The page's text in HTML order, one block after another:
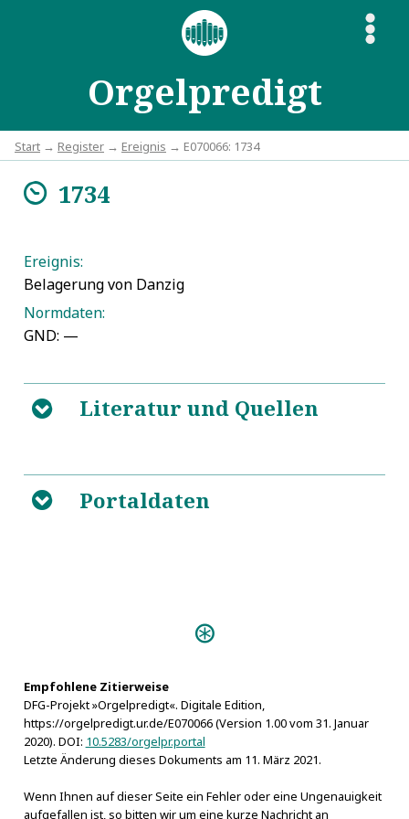
Orgelpredigt
S
Start → Register → Ereignis → E070066: 1734
m1734
Ereignis:
Belagerung von Danzig
Normdaten:
GND: —
B Literatur und Quellen
5
https://en.wikipedia.org/wiki/Siege_of_Danzig_(1734)
B Portaldaten
Die Billige Orgel-Freude (Danzig
Empfohlene Zitierweise
DFG-Projekt »Orgelpredigt«. Digitale Edition,
https://orgelpredigt.ur.de/E070066 (Version 1.00 vom 31. Januar
2020). DOI: 10.5283/orgelpr.portal
Letzte Änderung dieses Dokuments am 11. März 2021.
Wenn Ihnen auf dieser Seite ein Fehler oder eine Ungenauigkeit
aufgefallen ist, so bitten wir um eine kurze Nachricht an